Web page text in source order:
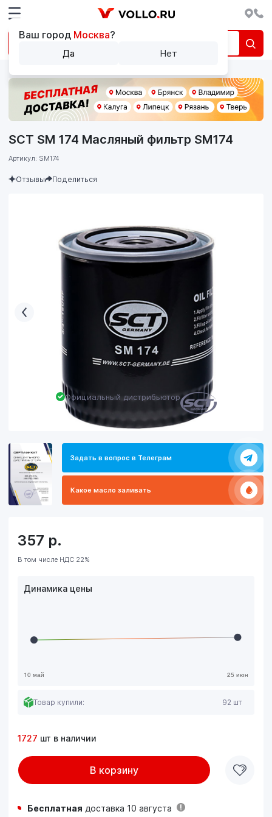
Официальный дистрибьютор
Задать в вопрос в Телеграм
Какое масло заливать
SCT SM 174 Масляный фильтр SM174
Артикул: SM174
Отзывы Поделиться
357 р.
В том числе НДС 22%
Динамика цены
Товар купили: 92 шт
1727 шт в наличии
В корзину
Бесплатная доставка 10 августа
Ваш город Москва?
Да Нет